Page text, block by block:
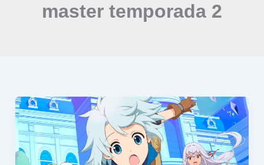
master temporada 2